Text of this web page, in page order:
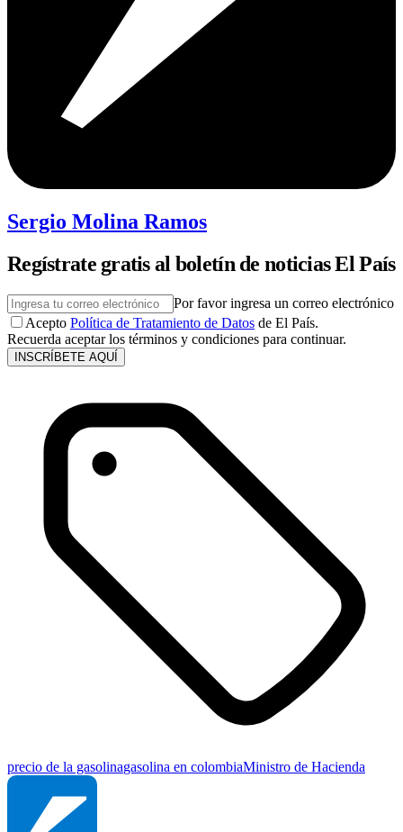
Sergio Molina Ramos
Regístrate gratis al boletín de noticias El País
Por favor ingresa un correo electrónico
Acepto Política de Tratamiento de Datos de El País.
Recuerda aceptar los términos y condiciones para continuar.
INSCRÍBETE AQUÍ
precio de la gasolinagasolina en colombiaMinistro de Hacienda